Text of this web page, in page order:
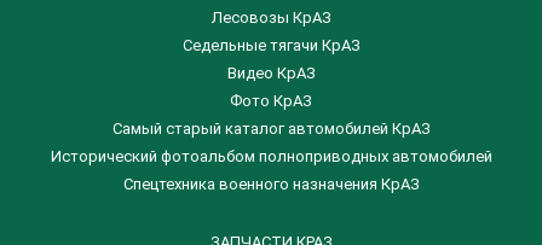
Лесовозы КрАЗ
Седельные тягачи КрАЗ
Видео КрАЗ
Фото КрАЗ
Самый старый каталог автомобилей КрАЗ
Исторический фотоальбом полноприводных автомобилей
Спецтехника военного назначения КрАЗ